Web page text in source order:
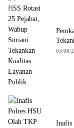
03/08/
Inafis